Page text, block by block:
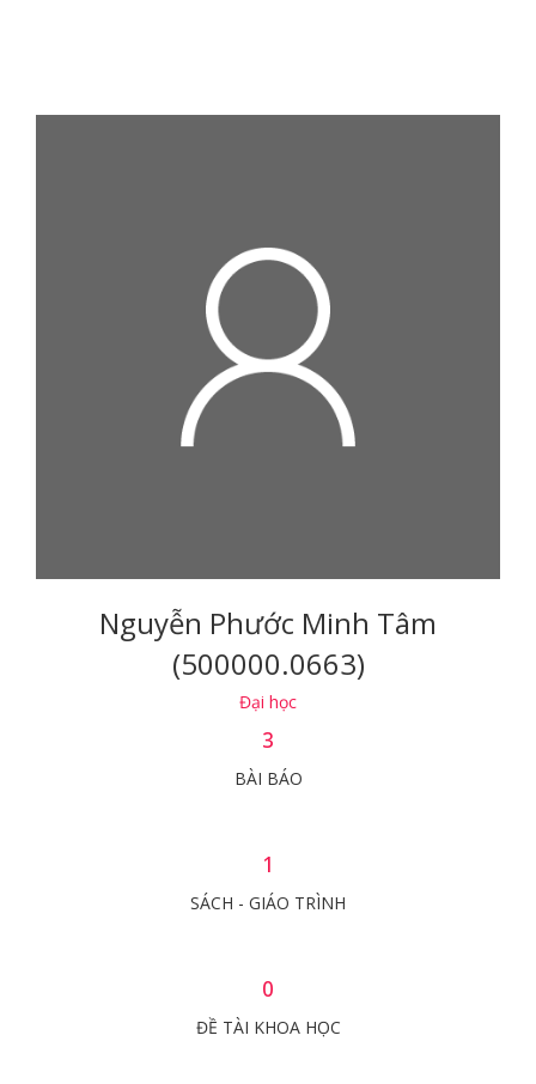
Nguyễn Phước Minh Tâm
(500000.0663)
Đại học
3
BÀI BÁO
1
SÁCH - GIÁO TRÌNH
0
ĐỀ TÀI KHOA HỌC